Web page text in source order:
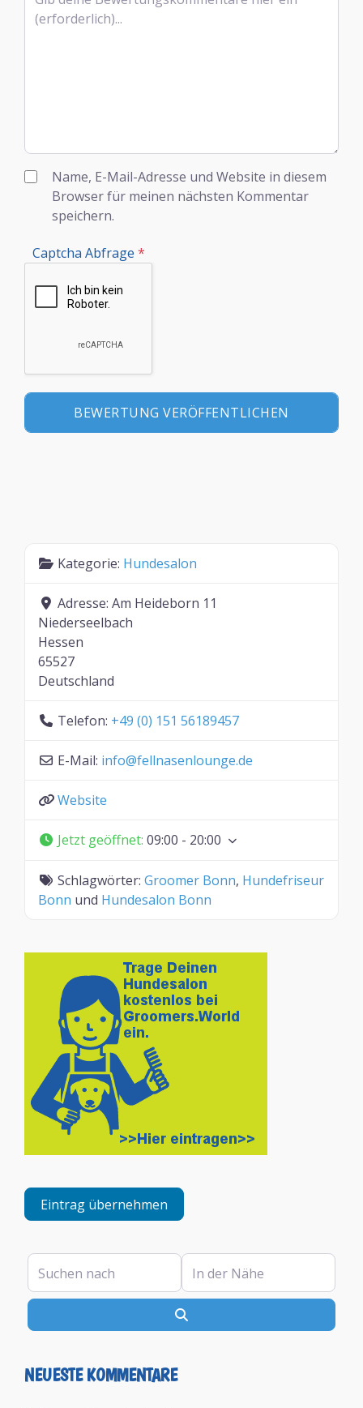
Name, E-Mail-Adresse und Website in diesem
Browser für meinen nächsten Kommentar
speichern.
Captcha Abfrage *
Kategorie: Hundesalon
Adresse: Am Heideborn 11
Niederseelbach
Hessen
65527
Deutschland
Telefon: +49 (0) 151 56189457
E-Mail: info@fellnasenlounge.de
Website
Jetzt geöffnet: 09:00 - 20:00
Schlagwörter: Groomer Bonn, Hundefriseur
Bonn und Hundesalon Bonn
Eintrag übernehmen
Suchen nach In der Nähe
NEUESTE KOMMENTARE